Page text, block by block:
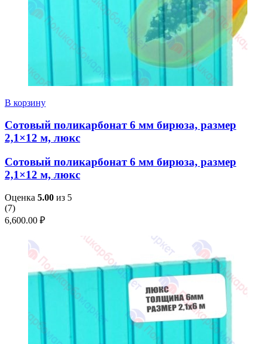
В корзину
Сотовый поликарбонат 6 мм бирюза, размер
2,1×12 м, люкс
Сотовый поликарбонат 6 мм бирюза, размер
2,1×12 м, люкс
Оценка 5.00 из 5
(7)
6,600.00 ₽